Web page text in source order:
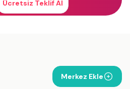
Ücretsiz Teklif Al
Merkez Ekle